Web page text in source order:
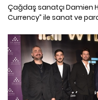
Çağdaş sanatçı Damien
Currency” ile sanat ve
alıcılara iki seçenek
tercih edebilirler. Eylül
isimli sergide ise NFT'si
sonsuza dek yok edilecek.